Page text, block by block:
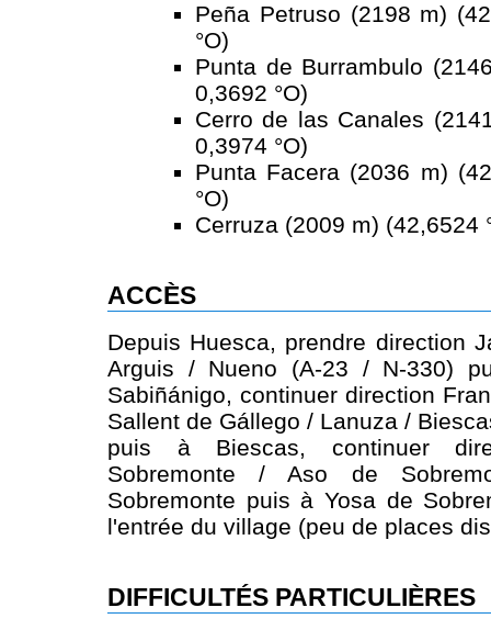
Peña Petruso (2198 m)
°O)
Punta de Burrambulo
0,3692 °O)
Cerro de las Canales
0,3974 °O)
Punta Facera (2036 m)
°O)
Cerruza (2009 m) (42,6524
ACCÈS
Depuis Huesca, prendre direction
Arguis / Nueno (A-23 / N-330)
Sabiñánigo, continuer direction
Sallent de Gállego / Lanuza /
puis à Biescas, continuer
Sobremonte / Aso de
Sobremonte puis à Yosa de
l'entrée du village (peu de places
DIFFICULTÉS PARTICULIÈRES